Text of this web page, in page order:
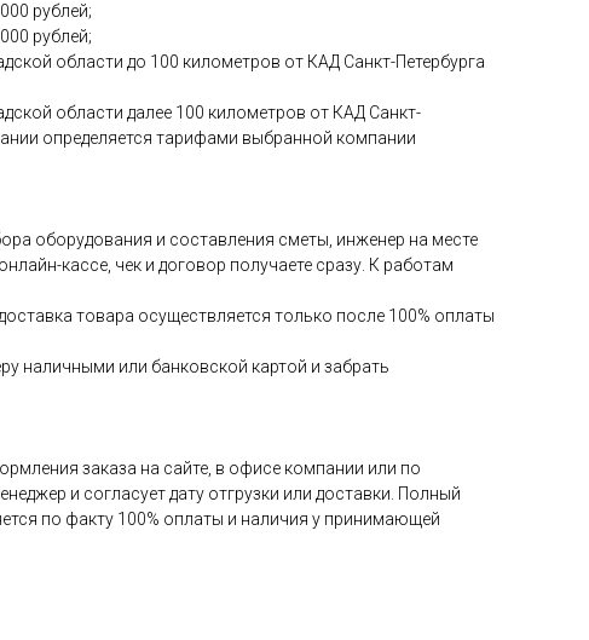
рублей;
рублей;
области до 100 километров от КАД Санкт-Петербурга
области далее 100 километров от КАД Санкт-
определяется тарифами выбранной компании
оборудования и составления сметы, инженер на месте
кассе, чек и договор получаете сразу. К работам
товара осуществляется только после 100% оплаты
наличными или банковской картой и забрать
заказа на сайте, в офисе компании или по
и согласует дату отгрузки или доставки. Полный
по факту 100% оплаты и наличия у принимающей